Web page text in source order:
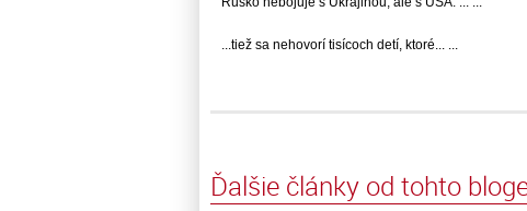
...tiež sa nehovorí tisícoch detí, ktoré... ...
Ďalšie články od tohto